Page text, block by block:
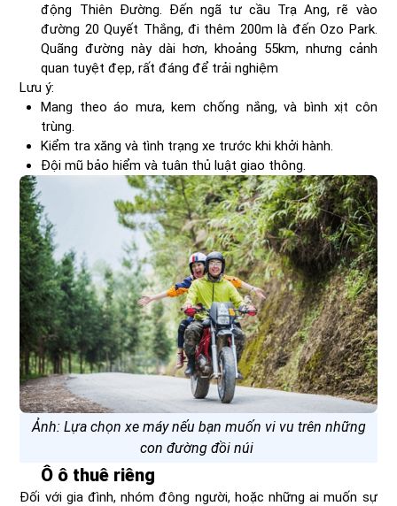
động Thiên Đường. Đến ngã tư cầu Trạ Ang, rẽ vào
đường 20 Quyết Thắng, đi thêm 200m là đến Ozo Park.
Quãng đường này dài hơn, khoảng 55km, nhưng cảnh
quan tuyệt đẹp, rất đáng để trải nghiệm
Lưu ý:
Mang theo áo mưa, kem chống nắng, và bình xịt côn
trùng.
Kiểm tra xăng và tình trạng xe trước khi khởi hành.
Đội mũ bảo hiểm và tuân thủ luật giao thông.
Ảnh: Lựa chọn xe máy nếu bạn muốn vi vu trên những
con đường đồi núi
Ô ô thuê riêng
Đối với gia đình, nhóm đông người, hoặc những ai muốn sự